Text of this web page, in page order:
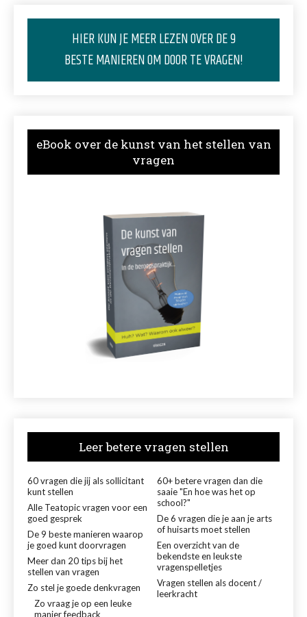
HIER KUN JE MEER LEZEN OVER DE 9
BESTE MANIEREN OM DOOR TE VRAGEN!
eBook over de kunst van het stellen van
vragen
Leer betere vragen stellen
60 vragen die jij als sollicitant
kunt stellen
60+ betere vragen dan die
saaie "En hoe was het op
school?"
Alle Teatopic vragen voor een
goed gesprek
De 6 vragen die je aan je arts
of huisarts moet stellen
De 9 beste manieren waarop
je goed kunt doorvragen
Een overzicht van de
bekendste en leukste
vragenspelletjes
Meer dan 20 tips bij het
stellen van vragen
Vragen stellen als docent /
leerkracht
Zo stel je goede denkvragen
Zo vraag je op een leuke
manier feedback